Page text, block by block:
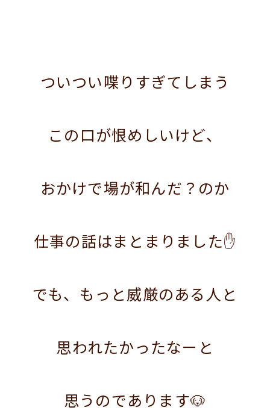
ついつい喋りすぎてしまう
この口が恨めしいけど、
おかけで場が和んだ？のか
仕事の話はまとまりました✋
でも、もっと威厳のある人と
思われたかったなーと
思うのであります🐶